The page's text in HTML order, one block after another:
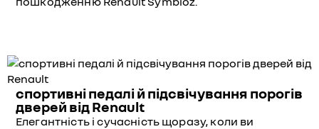
спортивні педалі й підсвічування порогів
дверей від Renault
Елегантність і сучасність щоразу, коли ви